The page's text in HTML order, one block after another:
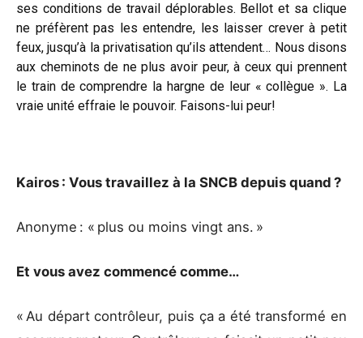
ses conditions de travail déplorables. Bellot et sa clique
ne préfèrent pas les entendre, les laisser crever à petit
feux, jusqu’à la privatisation qu’ils attendent… Nous disons
aux cheminots de ne plus avoir peur, à ceux qui prennent
le train de comprendre la hargne de leur « collègue ». La
vraie unité effraie le pouvoir. Faisons-lui peur!
Kairos : Vous travaillez à la SNCB depuis quand ?
Anonyme : « plus ou moins vingt ans. »
Et vous avez commencé comme…
« Au départ contrôleur, puis ça a été transformé en